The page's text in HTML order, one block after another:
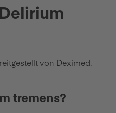
von Deximed.
tremens?